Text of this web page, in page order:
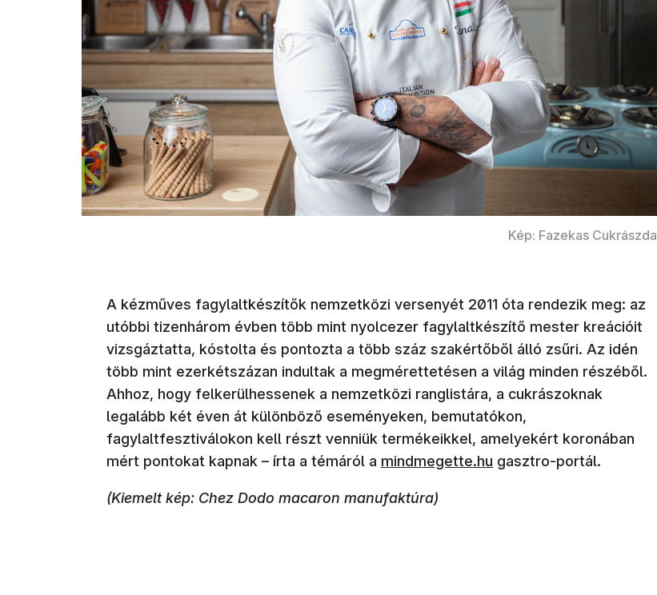
Kép: Fazekas Cukrászda
A kézműves fagylaltkészítők nemzetközi versenyét 2011 óta rendezik meg: az
utóbbi tizenhárom évben több mint nyolcezer fagylaltkészítő mester kreációit
vizsgáztatta, kóstolta és pontozta a több száz szakértőből álló zsűri. Az idén
több mint ezerkétszázan indultak a megmérettetésen a világ minden részéből.
Ahhoz, hogy felkerülhessenek a nemzetközi ranglistára, a cukrászoknak
legalább két éven át különböző eseményeken, bemutatókon,
fagylaltfesztiválokon kell részt venniük termékeikkel, amelyekért koronában
mért pontokat kapnak – írta a témáról a mindmegette.hu gasztro-portál.
(Kiemelt kép: Chez Dodo macaron manufaktúra)